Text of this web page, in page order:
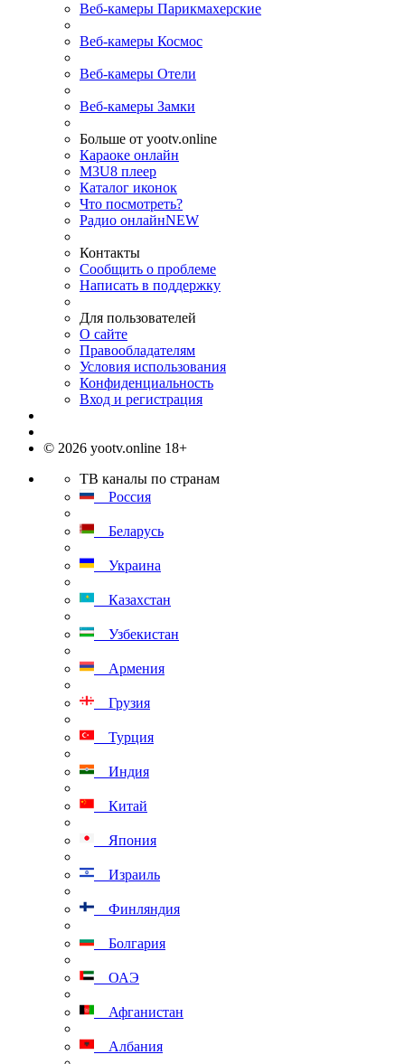
Веб-камеры Парикмахерские
Веб-камеры Космос
Веб-камеры Отели
Веб-камеры Замки
Больше от yootv.online
Караоке онлайн
M3U8 плеер
Каталог иконок
Что посмотреть?
Радио онлайнNEW
Контакты
Сообщить о проблеме
Написать в поддержку
Для пользователей
О сайте
Правообладателям
Условия использования
Конфиденциальность
Вход и регистрация
© 2026 yootv.online 18+
ТВ каналы по странам
Россия
Беларусь
Украина
Казахстан
Узбекистан
Армения
Грузия
Турция
Индия
Китай
Япония
Израиль
Финляндия
Болгария
ОАЭ
Афганистан
Албания